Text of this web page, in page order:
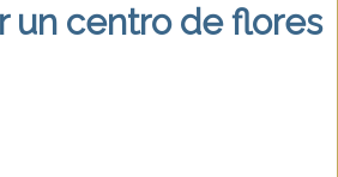
un centro de flores